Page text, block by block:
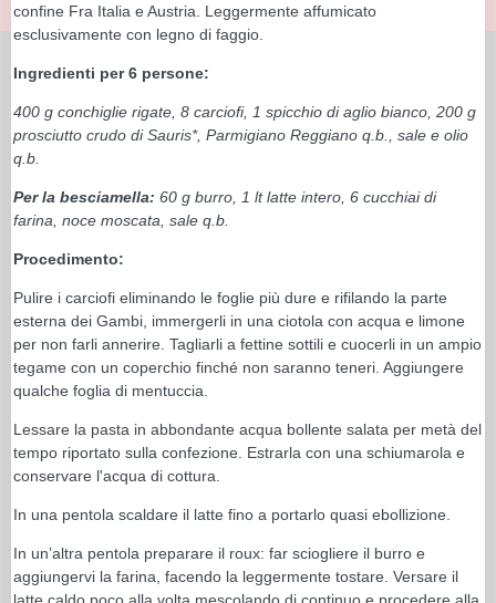
confine Fra Italia e Austria. Leggermente affumicato
esclusivamente con legno di faggio.
Ingredienti per 6 persone:
400 g conchiglie rigate, 8 carciofi, 1 spicchio di aglio bianco, 200 g
prosciutto crudo di Sauris*, Parmigiano Reggiano q.b., sale e olio
q.b.
Per la besciamella: 60 g burro, 1 lt latte intero, 6 cucchiai di
farina, noce moscata, sale q.b.
Procedimento:
Pulire i carciofi eliminando le foglie più dure e rifilando la parte
esterna dei Gambi, immergerli in una ciotola con acqua e limone
per non farli annerire. Tagliarli a fettine sottili e cuocerli in un ampio
tegame con un coperchio finché non saranno teneri. Aggiungere
qualche foglia di mentuccia.
Lessare la pasta in abbondante acqua bollente salata per metà del
tempo riportato sulla confezione. Estrarla con una schiumarola e
conservare l'acqua di cottura.
In una pentola scaldare il latte fino a portarlo quasi ebollizione.
In un’altra pentola preparare il roux: far sciogliere il burro e
aggiungervi la farina, facendo la leggermente tostare. Versare il
latte caldo poco alla volta mescolando di continuo e procedere alla